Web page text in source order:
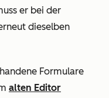
er bei der
dieselben
Formulare
alten Editor